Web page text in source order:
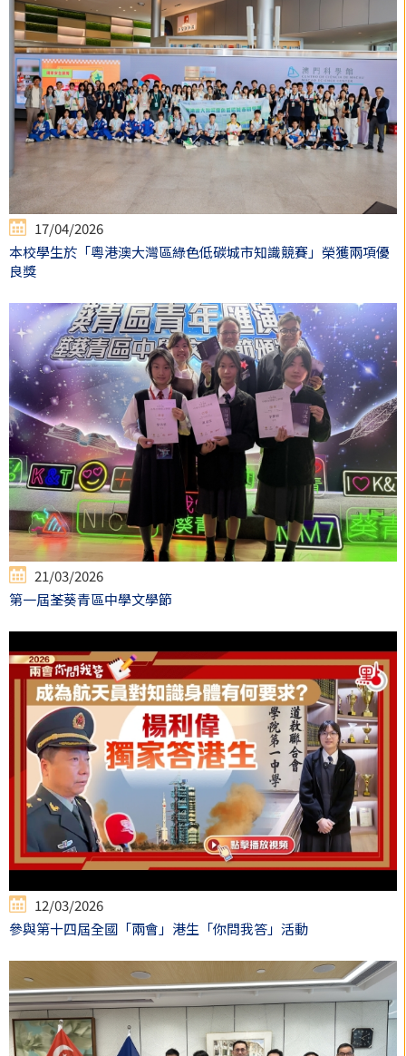
17/04/2026
本校學生於「粵港澳大灣區綠色低碳城市知識競賽」榮獲兩項優
良獎
21/03/2026
第一屆荃葵青區中學文學節
12/03/2026
參與第十四屆全國「兩會」港生「你問我答」活動